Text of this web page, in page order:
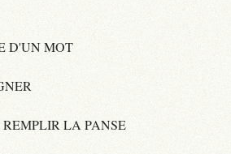
D'UN MOT
LA PANSE